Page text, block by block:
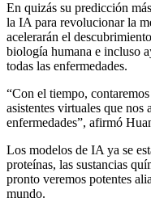
En quizás su predicción
la IA para revolucionar la
acelerarán el
biología humana e incluso
todas las enfermedades.
“Con el tiempo,
asistentes virtuales que nos
enfermedades”, afirmó
Los modelos de IA ya se
proteínas, las sustancias
pronto veremos potentes
mundo.